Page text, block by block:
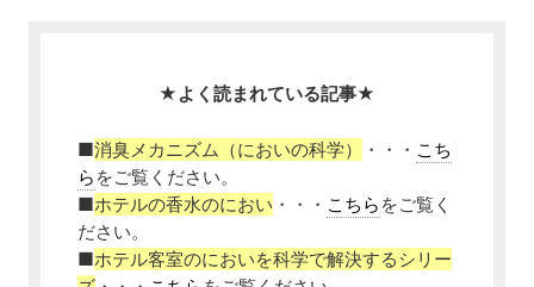
★よく読まれている記事★
■消臭メカニズム（においの科学） ・・・ こち
ら をご覧ください。
■ホテルの香水のにおい ・・・ こちら をご覧く
ださい。
■ホテル客室のにおいを科学で解決するシリー